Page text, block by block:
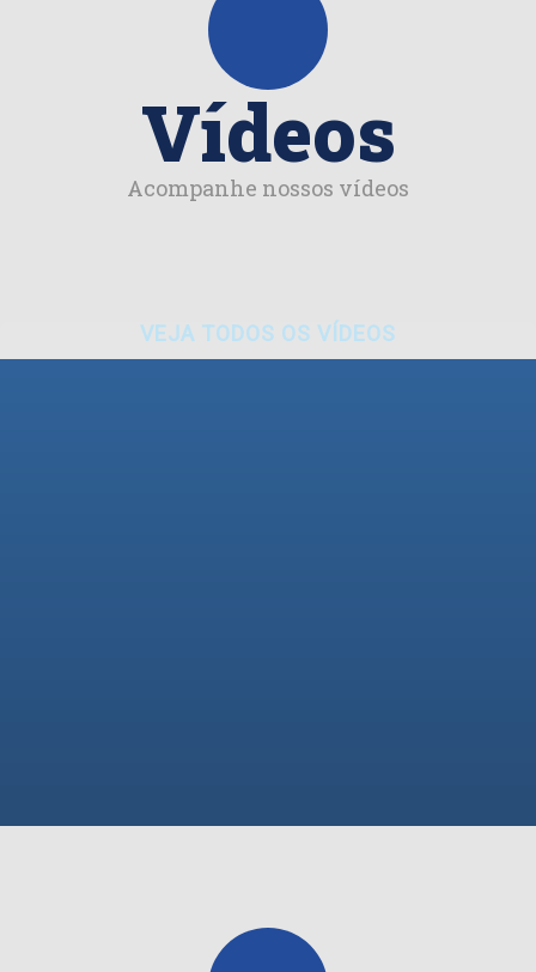
Vídeos
Acompanhe nossos vídeos
VEJA TODOS OS VÍDEOS